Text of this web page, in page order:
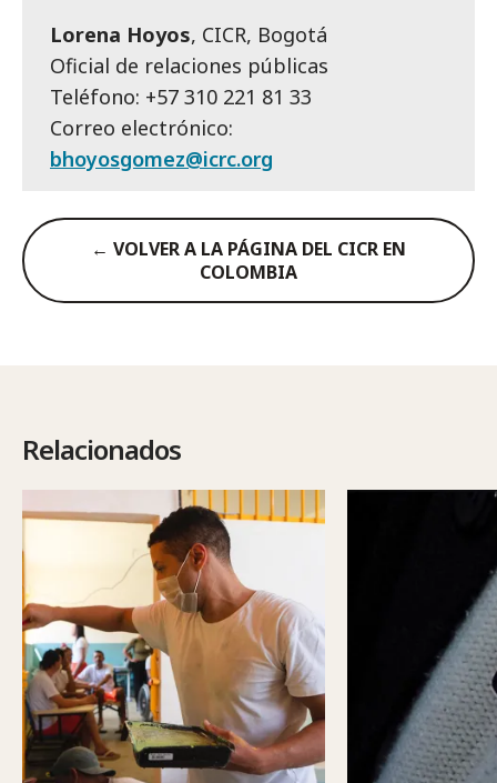
Lorena Hoyos, CICR, Bogotá
Oficial de relaciones públicas
Teléfono: +57 310 221 81 33
Correo electrónico:
bhoyosgomez@icrc.org
← VOLVER A LA PÁGINA DEL CICR EN
COLOMBIA
Relacionados